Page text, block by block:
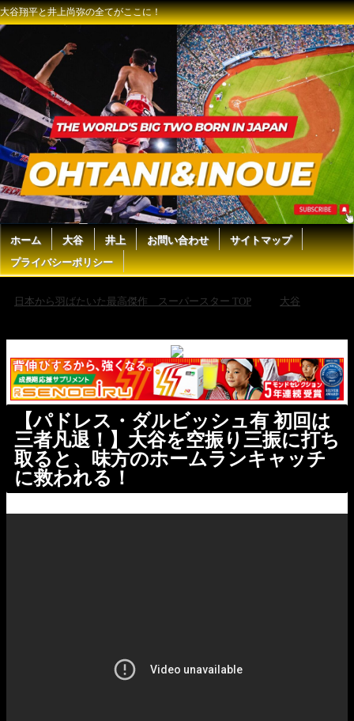
大谷翔平と井上尚弥の全てがここに！
ホーム 大谷 井上 お問い合わせ
サイトマップ
プライバシーポリシー
日本から羽ばたいた最高傑作 スーパースター TOP
大谷
【パドレス・ダルビッシュ有 初回は
三者凡退！】大谷を空振り三振に打ち
取ると、味方のホームランキャッチ
に救われる！